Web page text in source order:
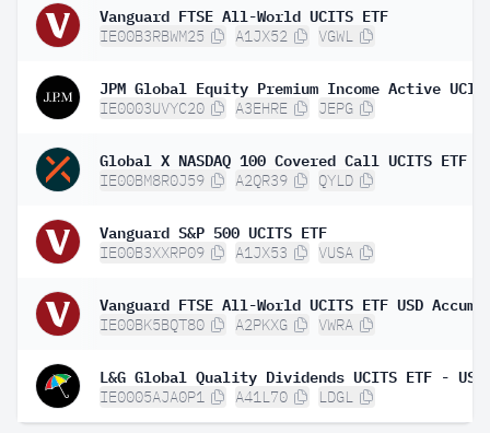
Vanguard FTSE All-World UCITS ETF
IE00B3RBWM25 A1JX52 VGWL
IE0003UVYC20 A3EHRE JEPG
Global X NASDAQ 100 Covered Call UCITS ETF
IE00BM8R0J59 A2QR39 QYLD
Vanguard S&P 500 UCITS ETF
IE00B3XXRP09 A1JX53 VUSA
IE00BK5BQT80 A2PKXG VWRA
IE0005AJA0P1 A41L70 LDGL